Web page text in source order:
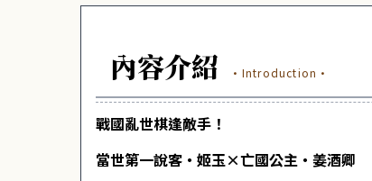
內容介紹 ·Introduction·
戰國亂世棋逢敵手！
當世第一說客‧姬玉×亡國公主‧姜酒卿